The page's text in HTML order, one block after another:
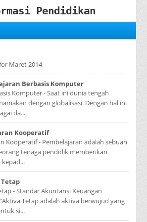
Pendidikan
Maret 2014
Berbasis Komputer
Komputer - Saat ini dunia tengah
dengan globalisasi. Dengan hal ini
da...
Kooperatif
Kooperatif - Pembelajaran adalah sebuah
tenaga pendidik memberikan
- Standar Akuntansi Keuangan
Tetap adalah aktiva berwujud yang
si...